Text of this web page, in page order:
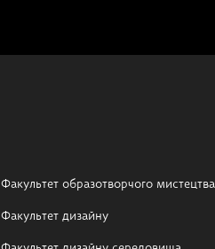
Факультет образотворчого мистецтва
Факультет дизайну